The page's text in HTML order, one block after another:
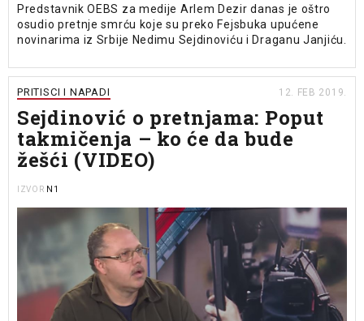
Predstavnik OEBS za medije Arlem Dezir danas je oštro
osudio pretnje smrću koje su preko Fejsbuka upućene
novinarima iz Srbije Nedimu Sejdinoviću i Draganu Janjiću.
PRITISCI I NAPADI 12. FEB 2019.
Sejdinović o pretnjama: Poput
takmičenja – ko će da bude
žešći (VIDEO)
IZVOR N1